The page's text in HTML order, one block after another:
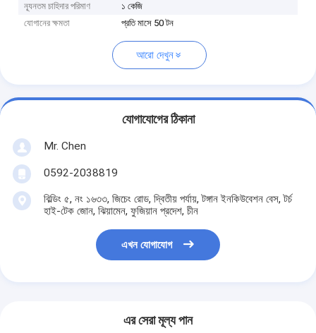
ন্যূনতম চাহিদার পরিমাণ
১ কেজি
যোগানের ক্ষমতা
প্রতি মাসে 50 টন
আরো দেখুন
যোগাযোগের ঠিকানা
Mr. Chen
0592-2038819
বিল্ডিং ৫, নং ১৬৩৩, জিচেং রোড, দ্বিতীয় পর্যায়, টঙ্গান ইনকিউবেশন বেস, টর্চ
হাই-টেক জোন, ঝিয়ামেন, ফুজিয়ান প্রদেশ, চীন
এখন যোগাযোগ
এর সেরা মূল্য পান